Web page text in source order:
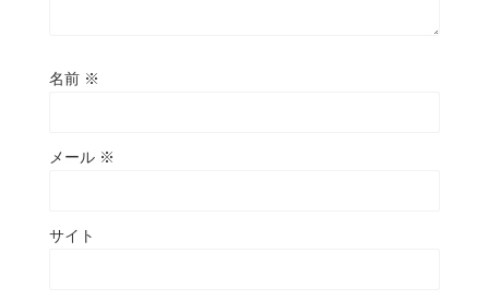
名前 ※
メール ※
サイト